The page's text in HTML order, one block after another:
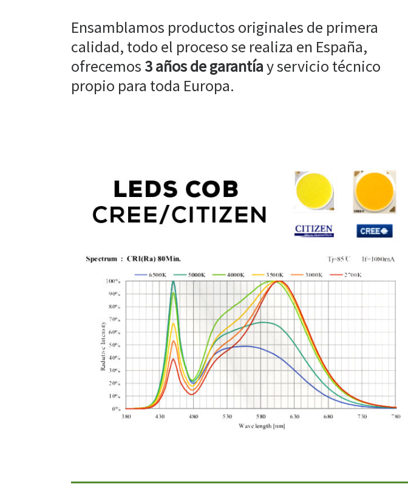
Ensamblamos productos originales de primera
calidad, todo el proceso se realiza en España,
ofrecemos 3 años de garantíay servicio técnico
propio para toda Europa.